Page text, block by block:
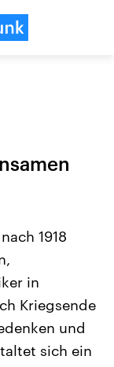
Beiträge,
und
die Vereinigten
Ländern
Einfluss auf
Weltgeschehen.
1918
in
Kriegsende
und
sich ein